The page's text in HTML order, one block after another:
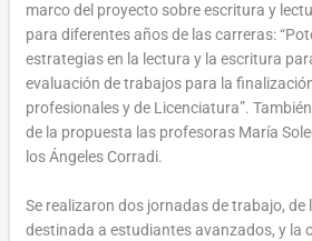
marco del proyecto sobre escritura y
para diferentes años de las carreras:
estrategias en la lectura y la escritura
evaluación de trabajos para la
profesionales y de Licenciatura”.
de la propuesta las profesoras María
los Ángeles Corradi.
Se realizaron dos jornadas de trabajo, de
destinada a estudiantes avanzados, y la